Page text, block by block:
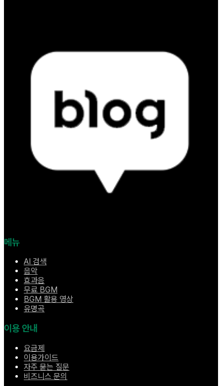
메뉴
AI 검색
음악
효과음
무료 BGM
BGM 활용 영상
유명곡
이용 안내
요금제
이용가이드
자주 묻는 질문
비즈니스 문의